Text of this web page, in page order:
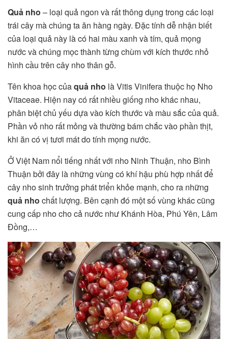
Quả nho – loại quả ngon và rất thông dụng trong các loại
trái cây mà chúng ta ăn hàng ngày. Đặc tính dễ nhận biết
của loại quả này là có hai màu xanh và tím, quả mọng
nước và chúng mọc thành từng chùm với kích thước nhỏ
hình cầu trên cây nho thân gỗ.
Tên khoa học củaquả nho là Vitis Vinifera thuộc họ Nho
Vitaceae. Hiện nay có rất nhiều giống nho khác nhau,
phân biệt chủ yếu dựa vào kích thước và màu sắc của quả.
Phần vỏ nho rất mỏng và thường bám chắc vào phần thịt,
khi ăn có vị tươi mát do tính mọng nước.
Ở Việt Nam nổi tiếng nhất với nho Ninh Thuận, nho Bình
Thuận bởi đây là những vùng có khí hậu phù hợp nhất để
cây nho sinh trưởng phát triển khỏe mạnh, cho ra những
quả nho chất lượng. Bên cạnh đó một số vùng khác cũng
cung cấp nho cho cả nước như Khánh Hòa, Phú Yên, Lâm
Đồng,…